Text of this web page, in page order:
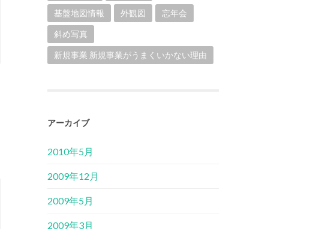
基盤地図情報 外観図 忘年会
斜め写真
新規事業 新規事業がうまくいかない理由
アーカイブ
2010年5月
2009年12月
2009年5月
2009年3月